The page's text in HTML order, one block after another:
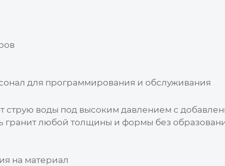
для программирования и обслуживания
струю воды под высоким давлением с
гранит любой толщины и формы без
на материал